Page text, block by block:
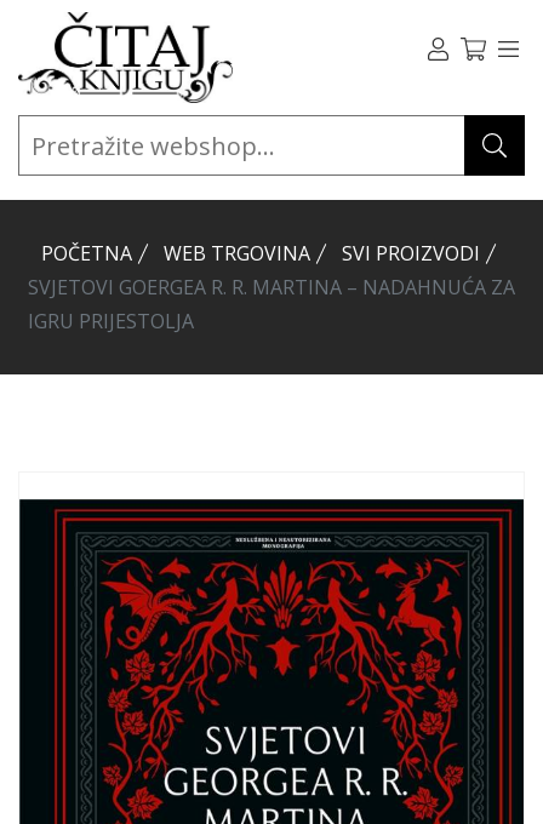
POČETNA WEB TRGOVINA
SVI PROIZVODI
SVJETOVI GOERGEA R. R. MARTINA – NADAHNUĆA ZA
IGRU PRIJESTOLJA